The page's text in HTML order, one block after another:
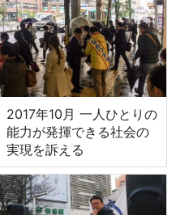
2017年10月 一人ひとりの
能力が発揮できる社会の
実現を訴える